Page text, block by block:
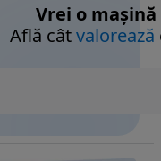
Vrei o mașină
Află câtvalorează